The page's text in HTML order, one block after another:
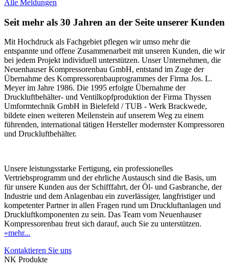
Alle Meldungen
Seit mehr als 30 Jahren an der Seite unserer Kunden
Mit Hochdruck als Fachgebiet pflegen wir umso mehr die
entspannte und offene Zusammenarbeit mit unseren Kunden, die wir
bei jedem Projekt individuell unterstützen. Unser Unternehmen, die
Neuenhauser Kompressorenbau GmbH, entstand im Zuge der
Übernahme des Kompressorenbauprogrammes der Firma Jos. L.
Meyer im Jahre 1986. Die 1995 erfolgte Übernahme der
Druckluftbehälter- und Ventilkopfproduktion der Firma Thyssen
Umformtechnik GmbH in Bielefeld / TUB - Werk Brackwede,
bildete einen weiteren Meilenstein auf unserem Weg zu einem
führenden, international tätigen Hersteller modernster Kompressoren
und Druckluftbehälter.
Unsere leistungsstarke Fertigung, ein professionelles
Vertriebsprogramm und der ehrliche Austausch sind die Basis, um
für unsere Kunden aus der Schifffahrt, der Öl- und Gasbranche, der
Industrie und dem Anlagenbau ein zuverlässiger, langfristiger und
kompetenter Partner in allen Fragen rund um Druckluftanlagen und
Druckluftkomponenten zu sein. Das Team vom Neuenhauser
Kompressorenbau freut sich darauf, auch Sie zu unterstützen.
»mehr...
Kontaktieren Sie uns
NK Produkte